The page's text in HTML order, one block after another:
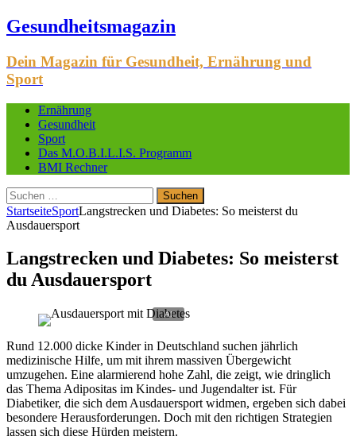
Gesundheitsmagazin
Dein Magazin für Gesundheit, Ernährung und
Sport
Ernährung
Gesundheit
Sport
Das M.O.B.I.L.I.S. Programm
BMI Rechner
Suchen
nach:
StartseiteSportLangstrecken und Diabetes: So meisterst du
Ausdauersport
Langstrecken und Diabetes: So meisterst
du Ausdauersport
Rund 12.000 dicke Kinder in Deutschland suchen jährlich
medizinische Hilfe, um mit ihrem massiven Übergewicht
umzugehen. Eine alarmierend hohe Zahl, die zeigt, wie dringlich
das Thema Adipositas im Kindes- und Jugendalter ist. Für
Diabetiker, die sich dem Ausdauersport widmen, ergeben sich dabei
besondere Herausforderungen. Doch mit den richtigen Strategien
lassen sich diese Hürden meistern.